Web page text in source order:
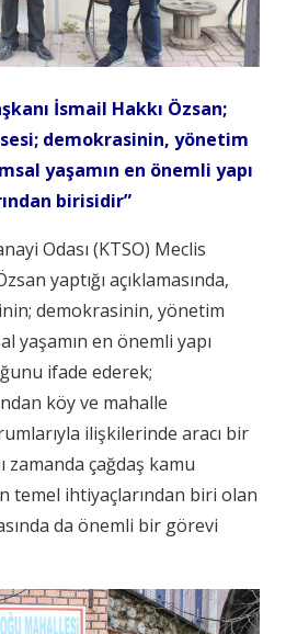
İsmail Hakkı Özsan;
demokrasinin, yönetim
yaşamın en önemli yapı
birisidir”
Odası (KTSO) Meclis
yaptığı açıklamasında,
demokrasinin, yönetim
yaşamın en önemli yapı
ifade ederek;
köy ve mahalle
ilişkilerinde aracı bir
zamanda çağdaş kamu
temel ihtiyaçlarından biri olan
da önemli bir görevi